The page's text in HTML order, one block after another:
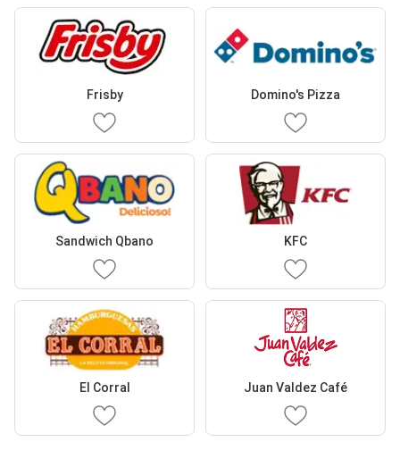
Frisby Domino's Pizza
Sandwich Qbano KFC
El Corral Juan Valdez Café